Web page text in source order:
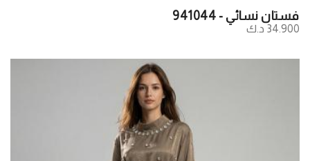
فستان نسائي - 941044
34.900 د.ك